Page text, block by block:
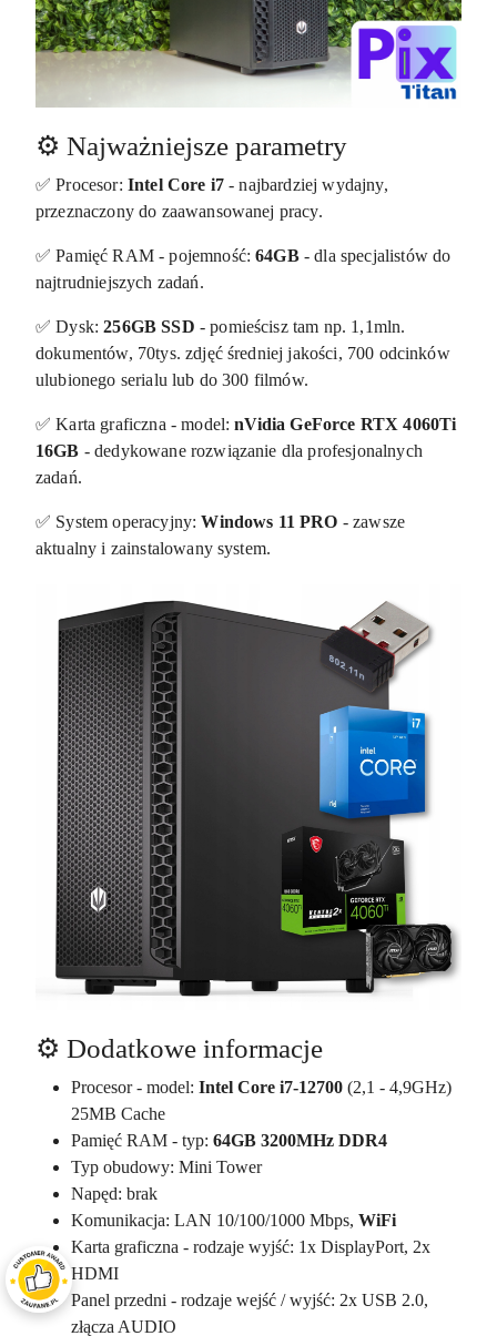
⚙️ Najważniejsze parametry
✅ Procesor: Intel Core i7 - najbardziej wydajny,
przeznaczony do zaawansowanej pracy.
✅ Pamięć RAM - pojemność:64GB- dla specjalistów do
najtrudniejszych zadań.
✅ Dysk:256GB SSD - pomieścisz tam np. 1,1mln.
dokumentów, 70tys. zdjęć średniej jakości, 700 odcinków
ulubionego serialu lub do 300 filmów.
✅ Karta graficzna - model:nVidia GeForce RTX 4060Ti
16GB - dedykowane rozwiązanie dla profesjonalnych
zadań.
✅ System operacyjny:Windows 11 PRO - zawsze
aktualny i zainstalowany system.
⚙️ Dodatkowe informacje
Procesor - model: Intel Core i7-12700 (2,1 - 4,9GHz)
25MB Cache
Pamięć RAM - typ: 64GB 3200MHz DDR4
Typ obudowy: Mini Tower
Napęd: brak
Komunikacja: LAN 10/100/1000 Mbps, WiFi
Karta graficzna - rodzaje wyjść: 1x DisplayPort, 2x
HDMI
Panel przedni - rodzaje wejść / wyjść: 2x USB 2.0,
złącza AUDIO